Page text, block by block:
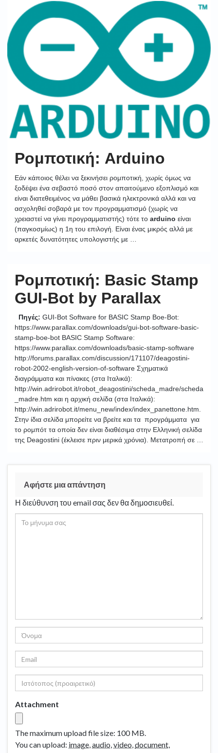
Ρομποτική: Arduino
Εάν κάποιος θέλει να ξεκινήσει ρομποτική, χωρίς όμως να
ξοδέψει ένα σεβαστό ποσό στον απαιτούμενο εξοπλισμό και
είναι διατεθειμένος να μάθει βασικά ηλεκτρονικά αλλά και να
ασχοληθεί σοβαρά με τον προγραμματισμό (χωρίς να
χρειαστεί να γίνει προγραμματιστής) τότε το arduino είναι
(παγκοσμίως) η 1η του επιλογή. Είναι ένας μικρός αλλά με
αρκετές δυνατότητες υπολογιστής με …
Ρομποτική: Basic Stamp
GUI-Bot by Parallax
Πηγές: GUI-Bot Software for BASIC Stamp Boe-Bot:
https://www.parallax.com/downloads/gui-bot-software-basic-
stamp-boe-bot BASIC Stamp Software:
https://www.parallax.com/downloads/basic-stamp-software
http://forums.parallax.com/discussion/171107/deagostini-
robot-2002-english-version-of-software Σχηματικά
διαγράμματα και πίνακες (στα Ιταλικά):
http://win.adrirobot.it/robot_deagostini/scheda_madre/scheda
_madre.htm και η αρχική σελίδα (στα Ιταλικά):
http://win.adrirobot.it/menu_new/index/index_panettone.htm.
Στην ίδια σελίδα μπορείτε να βρείτε και τα προγράμματα για
το ρομπότ τα οποία δεν είναι διαθέσιμα στην Ελληνική σελίδα
της Deagostini (έκλεισε πριν μερικά χρόνια). Μετατροπή σε …
Αφήστε μια απάντηση
Η διεύθυνση του email σας δεν θα δημοσιευθεί.
Attachment
The maximum upload file size: 100 MB.
You can upload: image,audio,video,document,